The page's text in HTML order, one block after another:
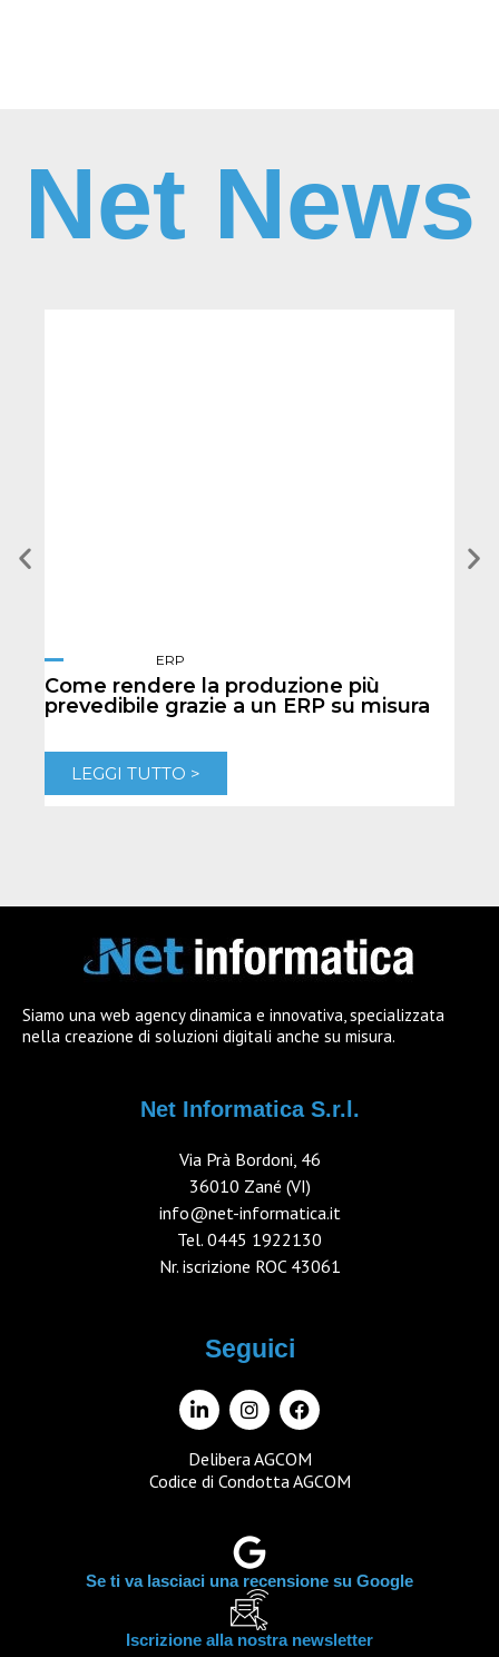
Net News
ERP
Come rendere la produzione più
prevedibile grazie a un ERP su misura
LEGGI TUTTO >
Siamo una web agency dinamica e innovativa, specializzata
nella creazione di soluzioni digitali anche su misura.
Net Informatica S.r.l.
Via Prà Bordoni, 46
36010 Zané (VI)
info@net-informatica.it
Tel. 0445 1922130
Nr. iscrizione ROC 43061
Seguici
Delibera AGCOM
Codice di Condotta AGCOM
Se ti va lasciaci una recensione su Google
Iscrizione alla nostra newsletter